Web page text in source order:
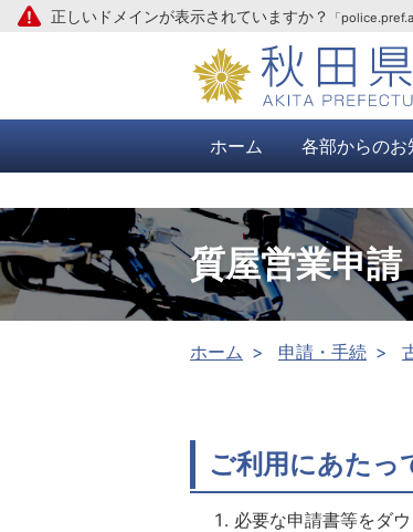
本文へ正しいドメインが表示されていますか？ 「
ホーム 各部からのお
質屋営業申
ホーム 申請・手続
ご利用にあたっ
必要な申請書等をダ